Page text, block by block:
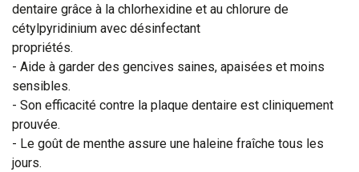
dentaire grâce à la chlorhexidine et au chlorure de
cétylpyridinium avec désinfectant
propriétés.
- Aide à garder des gencives saines, apaisées et moins
sensibles.
- Son efficacité contre la plaque dentaire est cliniquement
prouvée.
- Le goût de menthe assure une haleine fraîche tous les
jours.